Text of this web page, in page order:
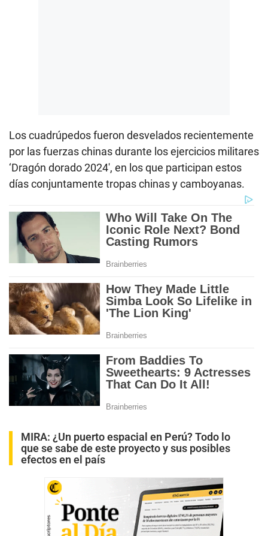
Los cuadrúpedos fueron desvelados recientemente
por las fuerzas chinas durante los ejercicios militares
‘Dragón dorado 2024′, en los que participan estos
días conjuntamente tropas chinas y camboyanas.
MIRA: ¿Un puerto espacial en Perú? Todo lo
que se sabe de este proyecto y sus posibles
efectos en el país